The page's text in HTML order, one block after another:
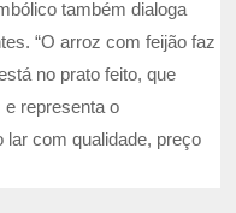
também dialoga
“O arroz com feijão faz
no prato feito, que
e representa o
com qualidade, preço